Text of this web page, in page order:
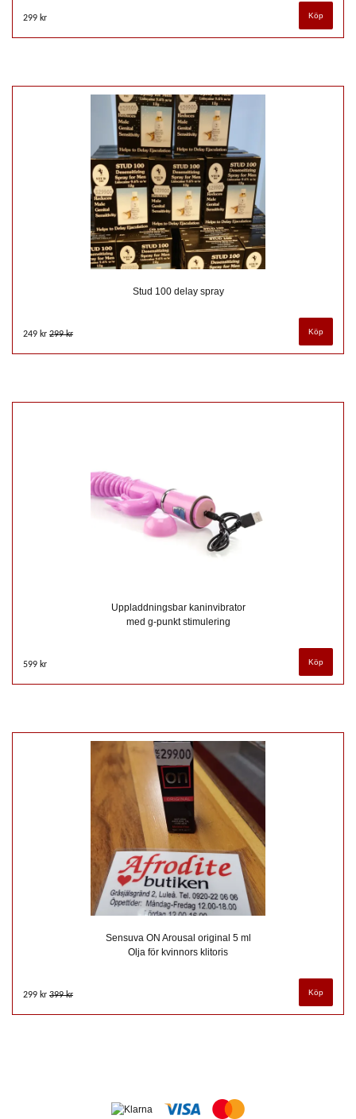
299 kr
Stud 100 delay spray
249 kr 299 kr
Uppladdningsbar kaninvibrator
med g-punkt stimulering
599 kr
Sensuva ON Arousal original 5 ml
Olja för kvinnors klitoris
299 kr 399 kr